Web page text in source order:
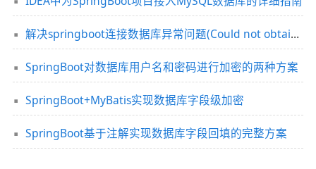
解决springboot连接数据库异常问题(Could not obtain connection metadata)
SpringBoot对数据库用户名和密码进行加密的两种方案
SpringBoot+MyBatis实现数据库字段级加密
SpringBoot基于注解实现数据库字段回填的完整方案